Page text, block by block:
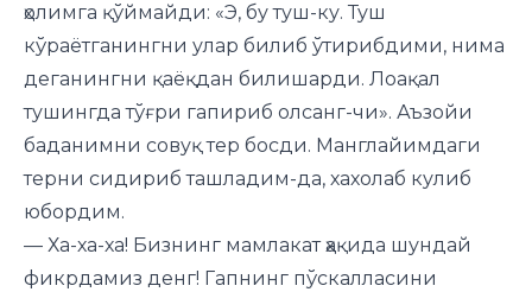
ҳолимга қўймайди: «Э, бу туш-ку. Туш
кўраётганингни улар билиб ўтирибдими, нима
деганингни қаёқдан билишарди. Лоақал
тушингда тўғри гапириб олсанг-чи». Аъзойи
баданимни совуқ тер босди. Манглайимдаги
терни сидириб ташладим-да, хахолаб кулиб
юбордим.
— Ха-ха-ха! Бизнинг мамлакат ҳақида шундай
фикрдамиз денг! Гапнинг пўскалласини